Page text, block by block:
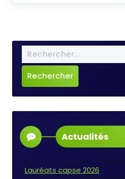
Actualités
Lauréats capse 2026